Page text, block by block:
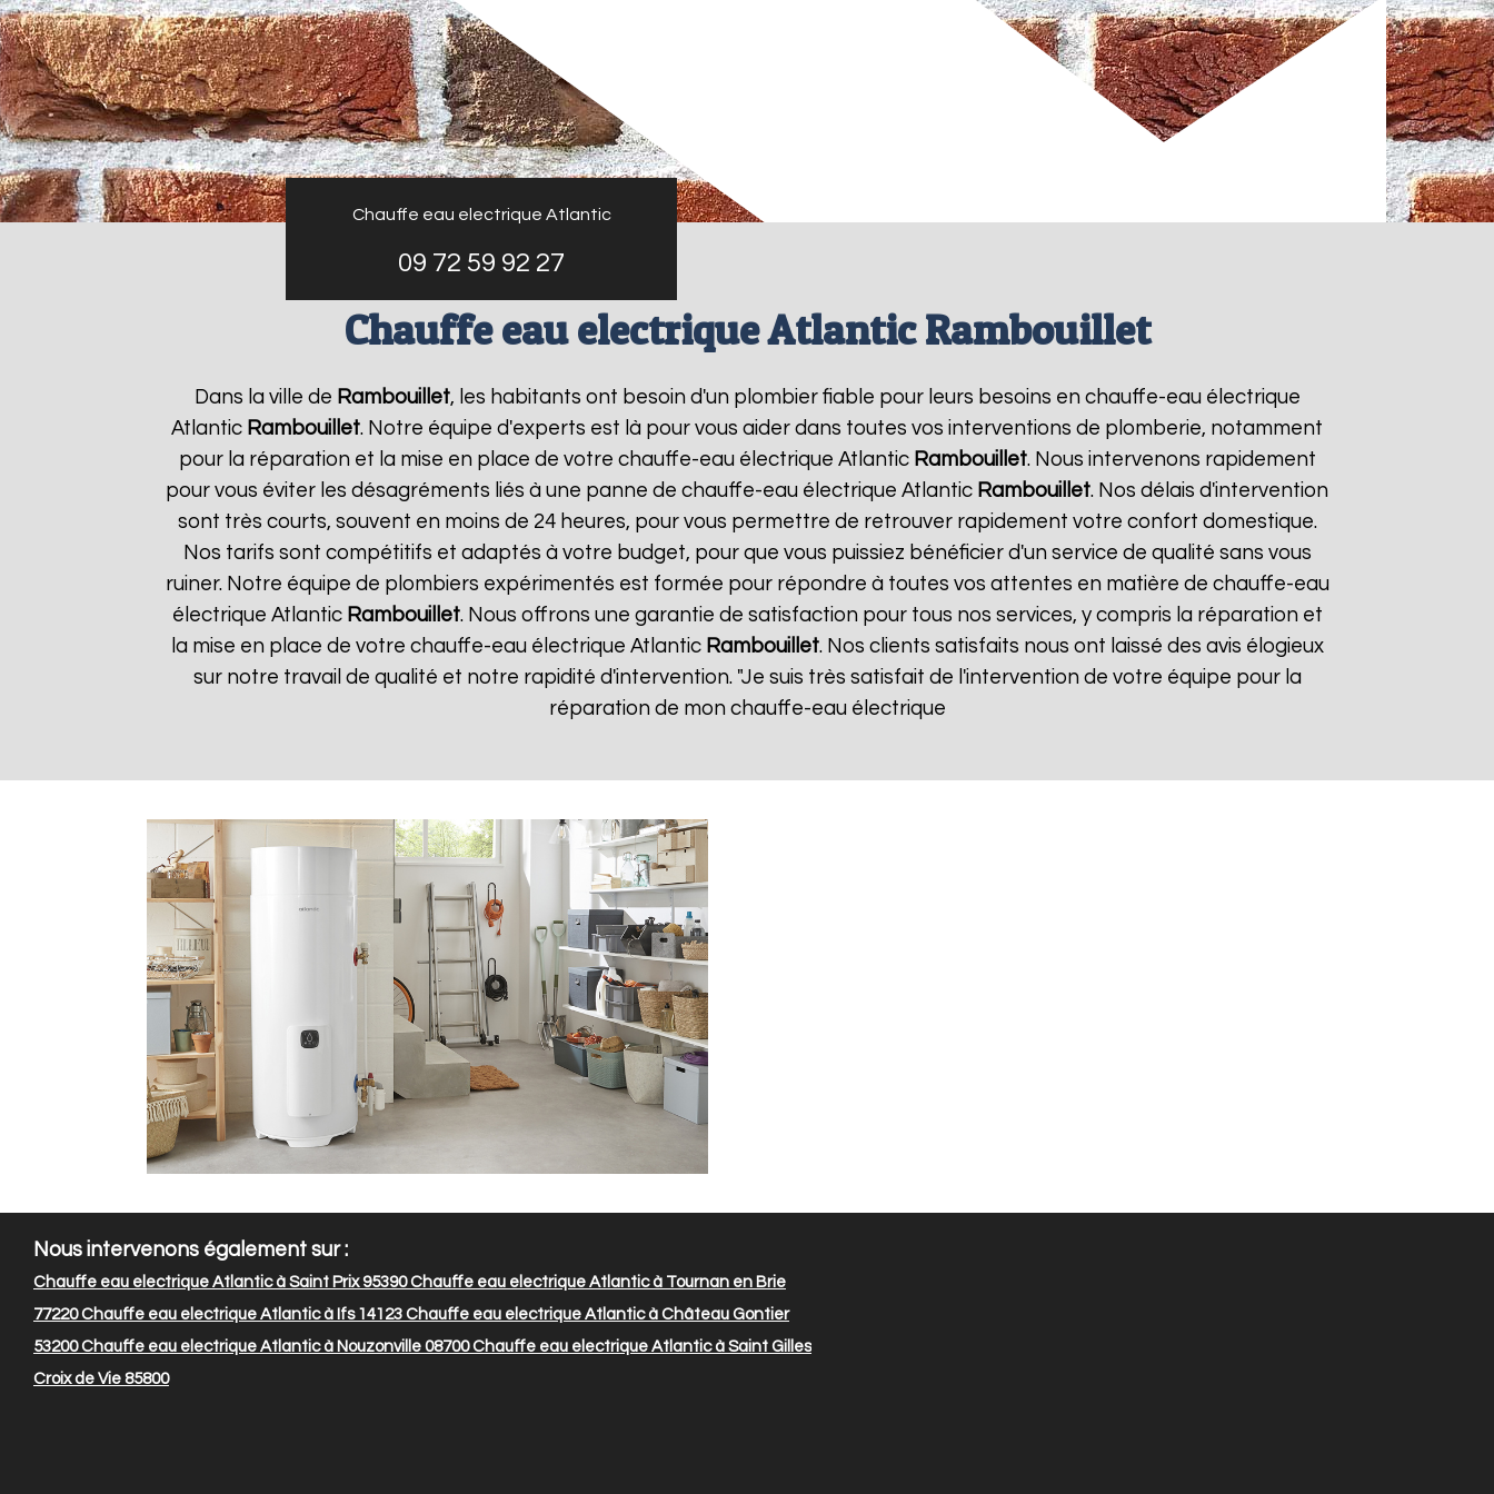
Chauffe eau electrique Atlantic
09 72 59 92 27
Chauffe eau electrique Atlantic Rambouillet
Dans la ville de Rambouillet, les habitants ont besoin d'un plombier fiable pour leurs besoins en chauffe-eau électrique
Atlantic Rambouillet. Notre équipe d'experts est là pour vous aider dans toutes vos interventions de plomberie, notamment
pour la réparation et la mise en place de votre chauffe-eau électrique Atlantic Rambouillet. Nous intervenons rapidement
pour vous éviter les désagréments liés à une panne de chauffe-eau électrique Atlantic Rambouillet. Nos délais d'intervention
sont très courts, souvent en moins de 24 heures, pour vous permettre de retrouver rapidement votre confort domestique.
Nos tarifs sont compétitifs et adaptés à votre budget, pour que vous puissiez bénéficier d'un service de qualité sans vous
ruiner. Notre équipe de plombiers expérimentés est formée pour répondre à toutes vos attentes en matière de chauffe-eau
électrique Atlantic Rambouillet. Nous offrons une garantie de satisfaction pour tous nos services, y compris la réparation et
la mise en place de votre chauffe-eau électrique Atlantic Rambouillet. Nos clients satisfaits nous ont laissé des avis élogieux
sur notre travail de qualité et notre rapidité d'intervention. "Je suis très satisfait de l'intervention de votre équipe pour la
réparation de mon chauffe-eau électrique
Nous intervenons également sur :
Chauffe eau electrique Atlantic à Saint Prix 95390Chauffe eau electrique Atlantic à Tournan en Brie
77220Chauffe eau electrique Atlantic à Ifs 14123 Chauffe eau electrique Atlantic à Château Gontier
53200Chauffe eau electrique Atlantic à Nouzonville 08700Chauffe eau electrique Atlantic à Saint Gilles
Croix de Vie 85800